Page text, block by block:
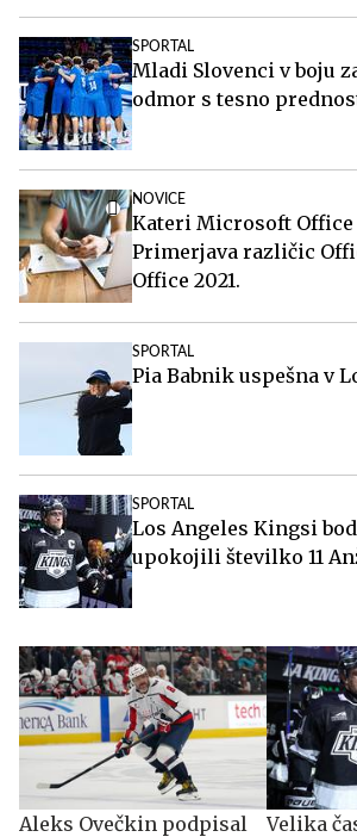
SPORTAL
Mladi Slovenci v boju
odmor s tesno
NOVICE
Kateri Microsoft Office
Primerjava različic
Office 2021.
SPORTAL
Pia Babnik uspešna v
SPORTAL
Los Angeles Kingsi
upokojili številko 11
Aleks Ovečkin podpisal
Velika